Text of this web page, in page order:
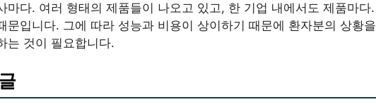
마다. 여러 형태의 제품들이 나오고 있고, 한 기업 내에서도 제품마다.
문입니다. 그에 따라 성능과 비용이 상이하기 때문에 환자분의 상황을
는 것이 필요합니다.